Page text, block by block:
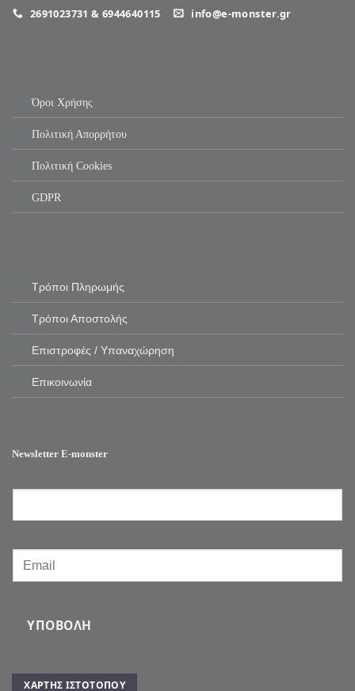
2691023731 & 6944640115 info@e-monster.gr
Όροι Χρήσης
Πολιτική Απορρήτου
Πολιτική Cookies
GDPR
Τρόποι Πληρωμής
Τρόποι Αποστολής
Επιστροφές / Υπαναχώρηση
Επικοινωνία
Newsletter E-monster
ΥΠΟΒΟΛΉ
ΧΆΡΤΗΣ ΙΣΤΌΤΟΠΟΥ